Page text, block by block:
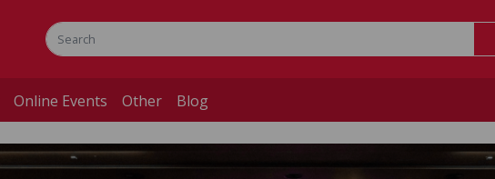
Online Events Other Blog